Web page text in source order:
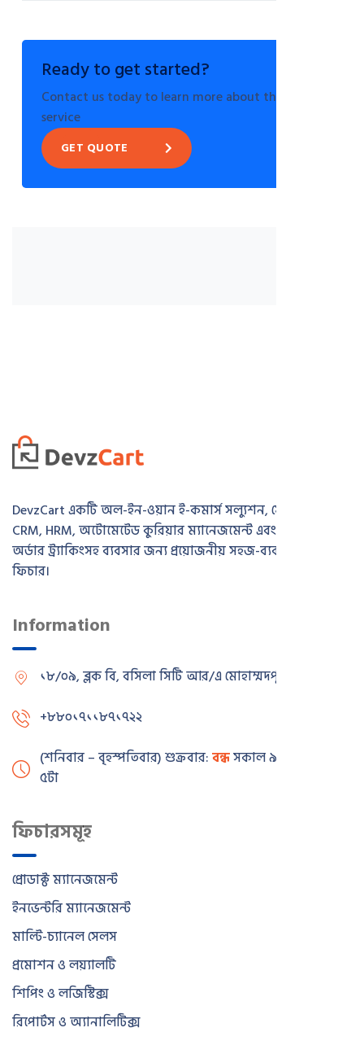
Ready to get started?
Contact us today to learn more about this
service
GET QUOTE
DevzCart একটি অল-ইন-ওয়ান ই-কমার্স সল্যুশন, যেখানে রয়েছে
CRM, HRM, অটোমেটেড কুরিয়ার ম্যানেজমেন্ট এবং রিয়েল-টাইম
অর্ডার ট্র্যাকিংসহ ব্যবসার জন্য প্রয়োজনীয় সহজ-ব্যবহারযোগ্য সব
ফিচার।
Information
১৮/০৯, ব্লক বি, বসিলা সিটি আর/এমোহাম্মদপুর, ঢাকা
+৮৮০১৭১১৮৭১৭২২
(শনিবার – বৃহস্পতিবার) শুক্রবার:বন্ধসকাল ৯টা – বিকাল
৫টা
ফিচারসমূহ
প্রোডাক্ট ম্যানেজমেন্ট
ইনভেন্টরি ম্যানেজমেন্ট
মাল্টি-চ্যানেল সেলস
প্রমোশন ও লয়্যালটি
শিপিং ও লজিস্টিক্স
রিপোর্টস ও অ্যানালিটিক্স